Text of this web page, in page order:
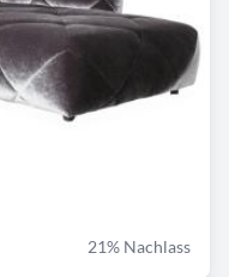
21% Nachlass